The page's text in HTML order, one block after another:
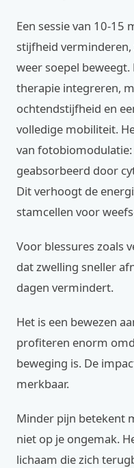
Een sessie van 10-
stijfheid verminderen,
weer soepel
therapie integreren,
ochtendstijfheid en
volledige mobiliteit.
van
geabsorbeerd door
Dit verhoogt de
stamcellen voor
Voor blessures zoals
dat zwelling sneller
dagen vermindert.
Het is een bewezen
profiteren enorm
beweging is. De
merkbaar.
Minder pijn betekent
niet op je ongemak.
lichaam die zich